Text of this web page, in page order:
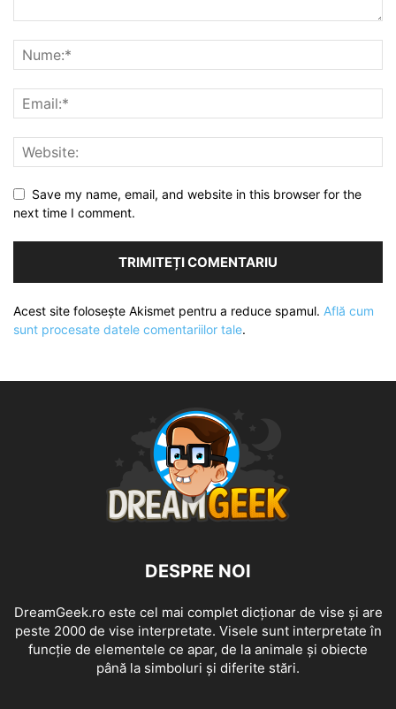
Save my name, email, and website in this browser for the
next time I comment.
Acest site folosește Akismet pentru a reduce spamul. Află cum
sunt procesate datele comentariilor tale.
DESPRE NOI
DreamGeek.ro este cel mai complet dicționar de vise și are
peste 2000 de vise interpretate. Visele sunt interpretate în
funcție de elementele ce apar, de la animale și obiecte
până la simboluri și diferite stări.